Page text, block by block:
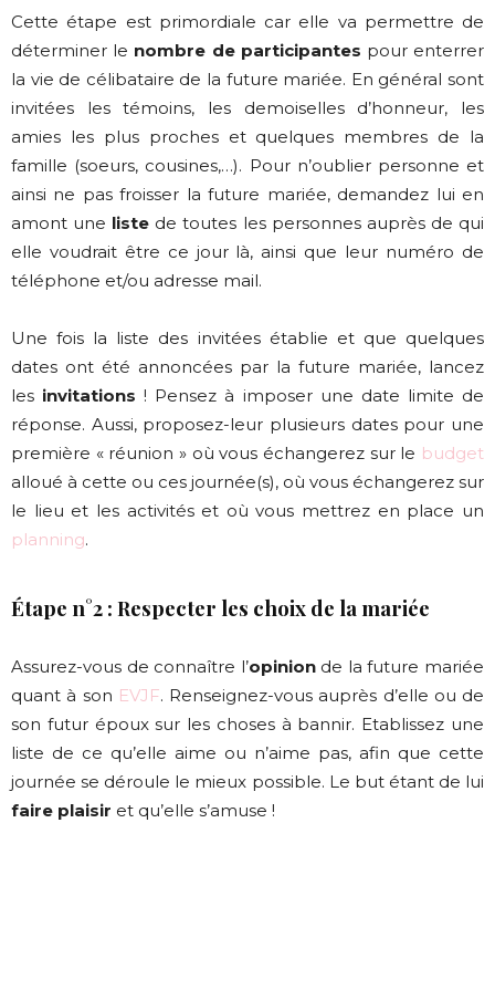
Cette étape est primordiale car elle va permettre de
déterminer le nombre de participantes pour enterrer
la vie de célibataire de la future mariée. En général sont
invitées les témoins, les demoiselles d’honneur, les
amies les plus proches et quelques membres de la
famille (soeurs, cousines,…). Pour n’oublier personne et
ainsi ne pas froisser la future mariée, demandez lui en
amont une liste de toutes les personnes auprès de qui
elle voudrait être ce jour là, ainsi que leur numéro de
téléphone et/ou adresse mail.
Une fois la liste des invitées établie et que quelques
dates ont été annoncées par la future mariée, lancez
les invitations ! Pensez à imposer une date limite de
réponse. Aussi, proposez-leur plusieurs dates pour une
première « réunion » où vous échangerez sur le budget
alloué à cette ou ces journée(s), où vous échangerez sur
le lieu et les activités et où vous mettrez en place un
planning.
Étape n°2 : Respecter les choix de la mariée
Assurez-vous de connaître l’opinionde la future mariée
quant à son EVJF. Renseignez-vous auprès d’elle ou de
son futur époux sur les choses à bannir. Etablissez une
liste de ce qu’elle aime ou n’aime pas, afin que cette
journée se déroule le mieux possible. Le but étant de lui
faire plaisir et qu’elle s’amuse !